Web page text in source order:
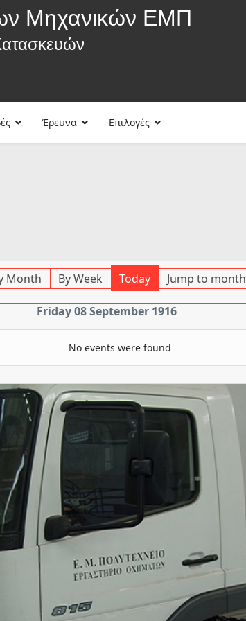
Μηχανικών ΕΜΠ
Έρευνα Επιλογές
Month By Week Today Jump to month
Friday 08 September 1916
No events were found